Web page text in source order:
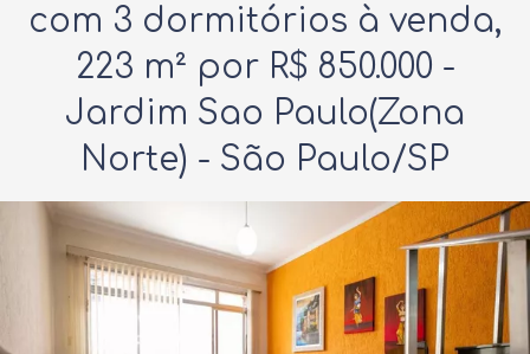
com 3 dormitórios à venda,
223 m² por R$ 850.000 -
Jardim Sao Paulo(Zona
Norte) - São Paulo/SP